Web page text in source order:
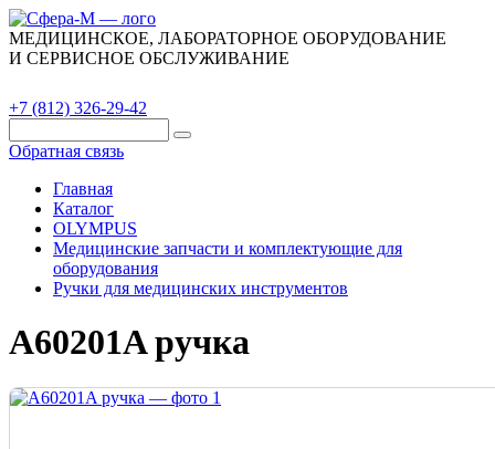
МЕДИЦИНСКОЕ, ЛАБОРАТОРНОЕ ОБОРУДОВАНИЕ
И СЕРВИСНОЕ ОБСЛУЖИВАНИЕ
+7 (812) 326-29-42
Обратная связь
Главная
Каталог
OLYMPUS
Медицинские запчасти и комплектующие для
оборудования
Ручки для медицинских инструментов
A60201A ручка